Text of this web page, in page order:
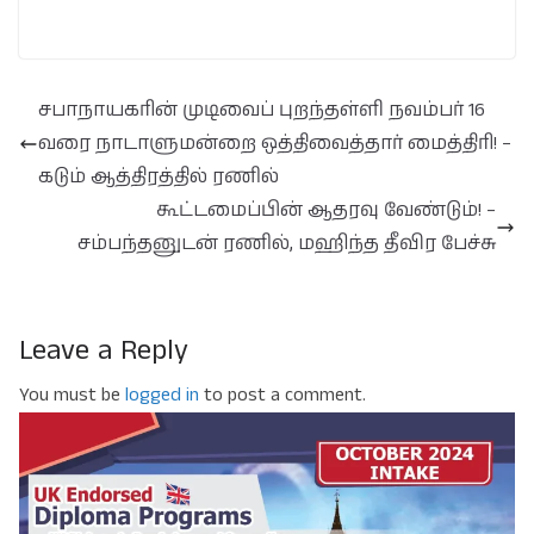
சபாநாயகரின் முடிவைப் புறந்தள்ளி நவம்பர் 16
வரை நாடாளுமன்றை ஒத்திவைத்தார் மைத்திரி! –
கடும் ஆத்திரத்தில் ரணில்
கூட்டமைப்பின் ஆதரவு வேண்டும்! –
சம்பந்தனுடன் ரணில், மஹிந்த தீவிர பேச்சு
Leave a Reply
You must be logged in to post a comment.